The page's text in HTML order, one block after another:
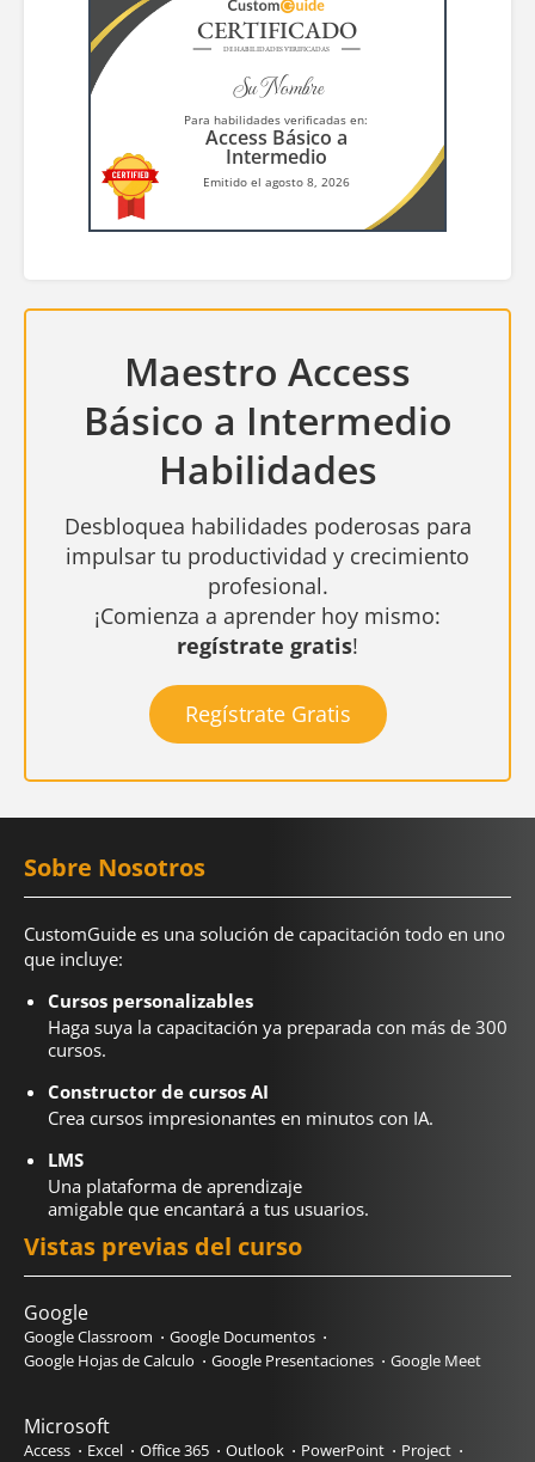
CERTIFICADO
DE HABILIDADES VERIFICADAS
Su Nombre
Para habilidades verificadas en:
Access Básico a
Intermedio
Emitido el agosto 8, 2026
Maestro Access
Básico a Intermedio
Habilidades
Desbloquea habilidades poderosas para
impulsar tu productividad y crecimiento
profesional.
¡Comienza a aprender hoy mismo:
regístrate gratis!
Regístrate Gratis
Sobre Nosotros
CustomGuide es una solución de capacitación todo en uno
que incluye:
Cursos personalizables
Haga suya la capacitación ya preparada con más de 300
cursos.
Constructor de cursos AI
Crea cursos impresionantes en minutos con IA.
LMS
Una plataforma de aprendizaje
amigable que encantará a tus usuarios.
Vistas previas del curso
Google
Google Classroom
Google Documentos
Google Hojas de Calculo
Google Presentaciones Google Meet
Microsoft
Access Excel Office 365 Outlook PowerPoint Project